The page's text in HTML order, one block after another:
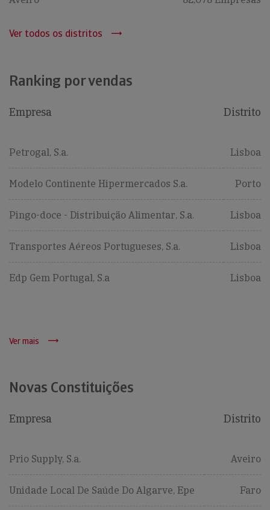
Ver todos os distritos
Ranking por vendas
Empresa Distrito
Petrogal, S.a. Lisboa
Modelo Continente Hipermercados S.a. Porto
Pingo-doce - Distribuição Alimentar, S.a. Lisboa
Transportes Aéreos Portugueses, S.a. Lisboa
Edp Gem Portugal, S.a Lisboa
Ver mais
Novas Constituições
Empresa Distrito
Prio Supply, S.a. Aveiro
Unidade Local De Saúde Do Algarve, Epe Faro